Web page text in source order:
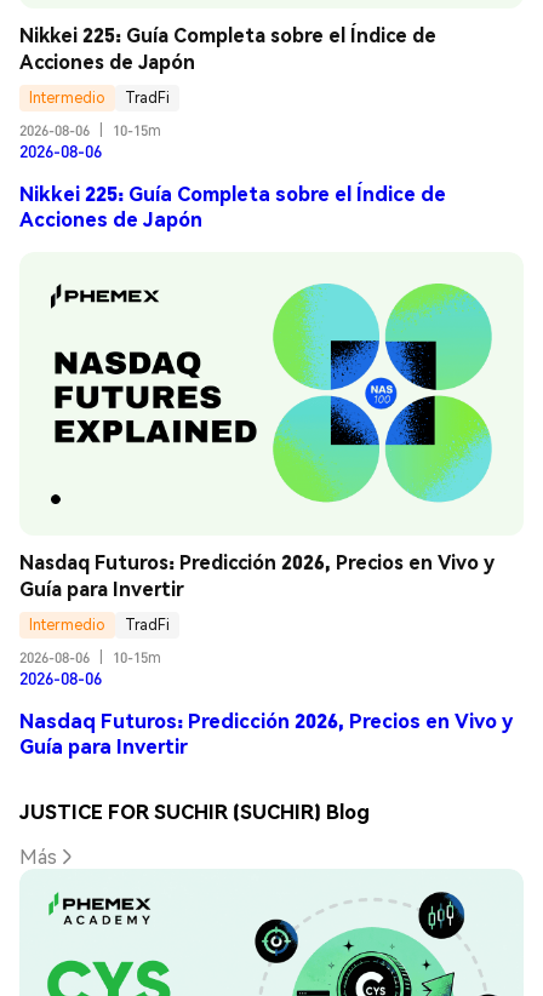
Nikkei 225: Guía Completa sobre el Índice de
Acciones de Japón
Intermedio
TradFi
2026-08-06
10-15m
2026-08-06
Nikkei 225: Guía Completa sobre el Índice de
Acciones de Japón
Nasdaq Futuros: Predicción 2026, Precios en Vivo y
Guía para Invertir
Intermedio
TradFi
2026-08-06
10-15m
2026-08-06
Nasdaq Futuros: Predicción 2026, Precios en Vivo y
Guía para Invertir
JUSTICE FOR SUCHIR (SUCHIR) Blog
Más